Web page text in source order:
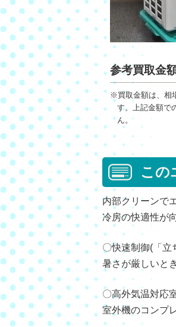
参考買取金
※買取金額は、相
す。上記金額で
ん。
この
内部クリーンで
冷房の快適性が
〇快速制御(「立
暑さが厳しいと
〇高外気温対応
室外機のコンプ